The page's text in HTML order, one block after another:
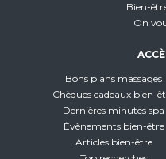
Bien-
On
Bons plans massages
Chèques cadeaux bien-
Dernières minutes spa
Évènements bien-être
Articles bien-être